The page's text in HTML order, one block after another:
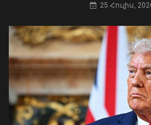
դրա իրականացման25 Հուլիս,